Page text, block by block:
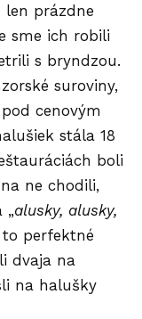
len prázdne
sme ich robili
s bryndzou.
suroviny,
cenovým
stála 18
boli
ne chodili,
„alusky, alusky,
to perfektné
dvaja na
na halušky